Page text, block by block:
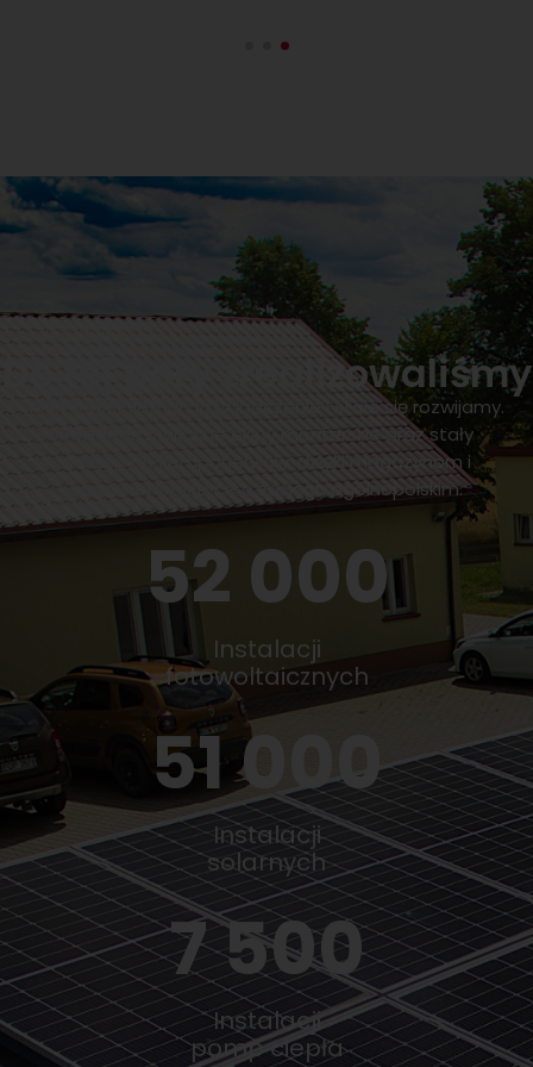
Do tej pory zrealizowaliśmy
Mamy wieloletnie doświadczenie i stale się rozwijamy.
Posiadamy własne ekipy monterskie oraz stały
dostęp do komponentów, dzięki magazynom i
sprawnej logistyce o zasięgu ogólnopolskim.
52 000
Instalacji
fotowoltaicznych
51 000
Instalacji
solarnych
7 500
Instalacji
pomp ciepła